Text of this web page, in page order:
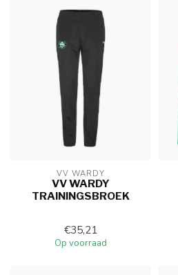
VV WARDY
VV WARDY
TRAININGSBROEK
€35,21
Op voorraad